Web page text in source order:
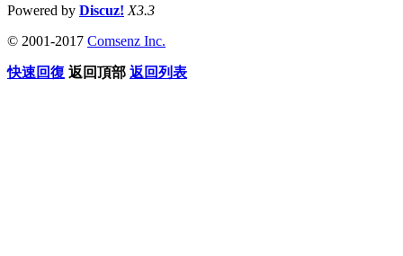
Powered by Discuz! X3.3
© 2001-2017 Comsenz Inc.
快速回復 返回頂部 返回列表